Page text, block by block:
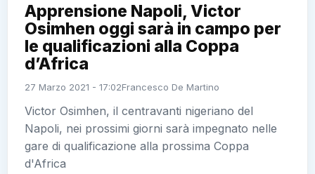
Apprensione Napoli, Victor
Osimhen oggi sarà in campo per
le qualificazioni alla Coppa
d’Africa
27 Marzo 2021 - 17:02Francesco De Martino
Victor Osimhen, il centravanti nigeriano del
Napoli, nei prossimi giorni sarà impegnato nelle
gare di qualificazione alla prossima Coppa
d'Africa